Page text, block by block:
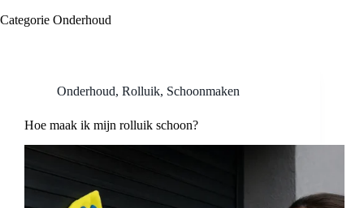
Categorie Onderhoud
Onderhoud, Rolluik, Schoonmaken
Hoe maak ik mijn rolluik schoon?